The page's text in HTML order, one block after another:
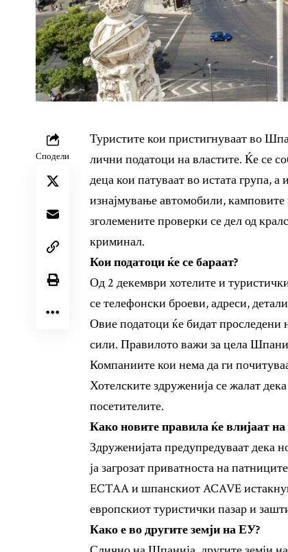
Сподели
Туристите кои пристигнуваат во
лични податоци на властите. Ќе се
деца кои патуваат во истата група,
изнајмување автомобили,
зголемените проверки се дел од
криминал.
Кои податоци ќе се бараат?
Од 2 декември хотелите и
се телефонски броеви, адреси,
Овие податоци ќе бидат проследени
сили. Правилото важи за цела
Компаниите кои нема да ги
Хотелските здруженија се жалат
посетителите.
Како новите правила ќе влијаат на
Здруженијата предупредуваат дека
ја загрозат приватноста на
ECTAA и шпанскиот ACAVE
европскиот туристички пазар и
Како е во другите земји на ЕУ?